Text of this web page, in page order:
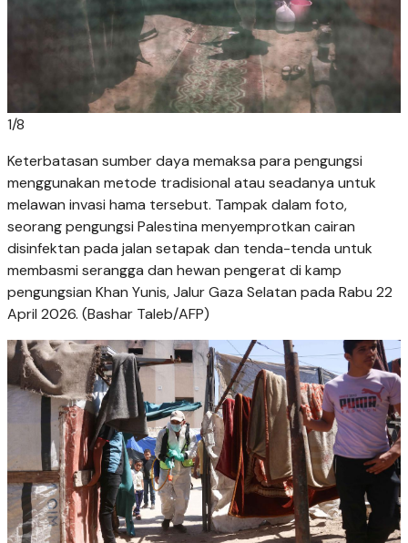
1/8
Keterbatasan sumber daya memaksa para pengungsi
menggunakan metode tradisional atau seadanya untuk
melawan invasi hama tersebut. Tampak dalam foto,
seorang pengungsi Palestina menyemprotkan cairan
disinfektan pada jalan setapak dan tenda-tenda untuk
membasmi serangga dan hewan pengerat di kamp
pengungsian Khan Yunis, Jalur Gaza Selatan pada Rabu 22
April 2026. (Bashar Taleb/AFP)